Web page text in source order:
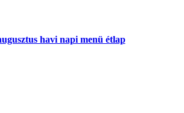
havi napi menü étlap